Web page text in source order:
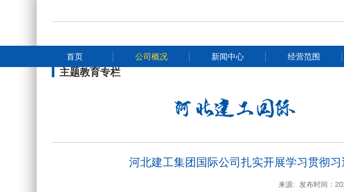
首页 公司概况 新闻中心 经营范围
主题教育专栏
河北建工集团国际公司扎实开展学习贯彻
来源: 发布时间：